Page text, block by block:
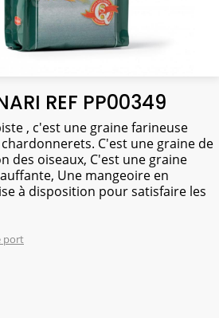
REF PP00349
, c'est une graine farineuse
C'est une graine de
des oiseaux, C'est une graine
Une mangeoire en
à disposition pour satisfaire les
port